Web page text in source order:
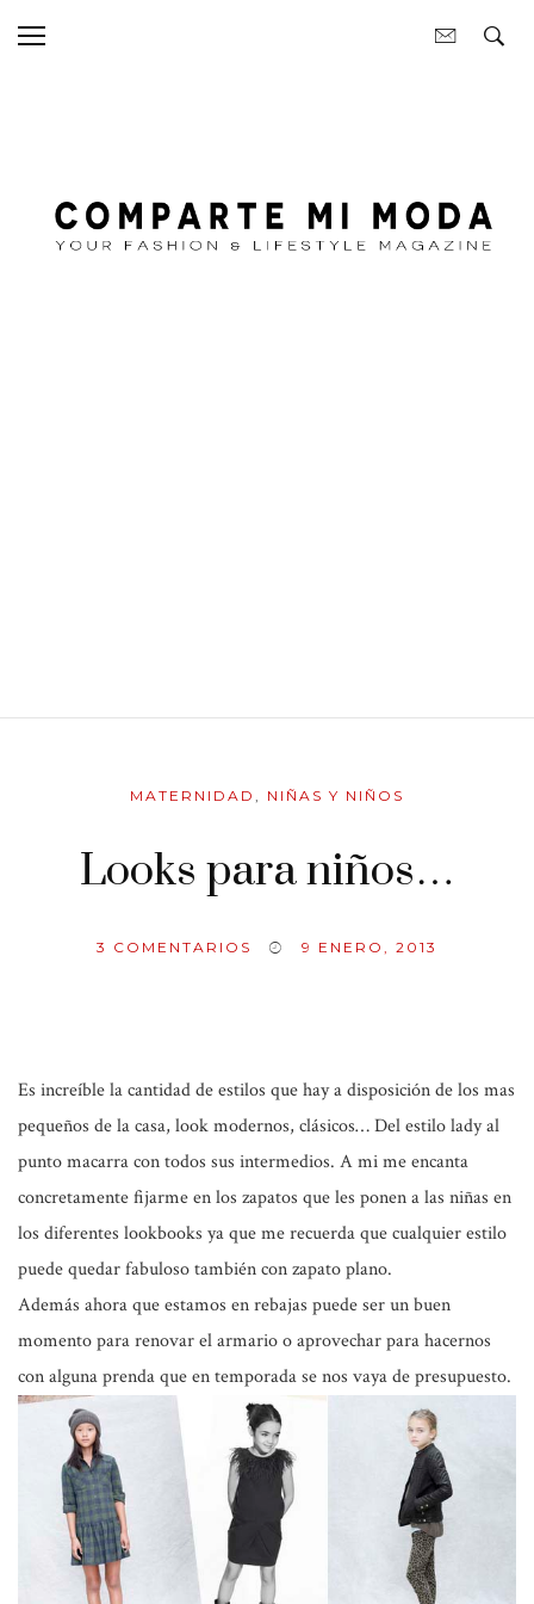
MATERNIDAD , NIÑAS Y NIÑOS
Looks para niños…
3 COMENTARIOS 9 ENERO, 2013
Es increíble la cantidad de estilos que hay a disposición de los mas
pequeños de la casa, look modernos, clásicos… Del estilo lady al
punto macarra con todos sus intermedios. A mi me encanta
concretamente fijarme en los zapatos que les ponen a las niñas en
los diferentes lookbooks ya que me recuerda que cualquier estilo
puede quedar fabuloso también con zapato plano.
Además ahora que estamos en rebajas puede ser un buen
momento para renovar el armario o aprovechar para hacernos
con alguna prenda que en temporada se nos vaya de presupuesto.